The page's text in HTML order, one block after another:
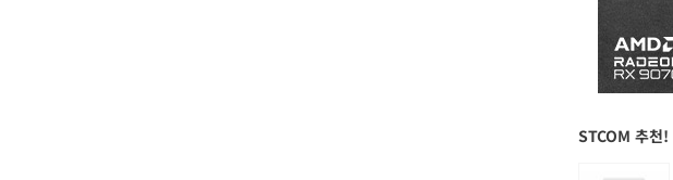
STCOM 추천!